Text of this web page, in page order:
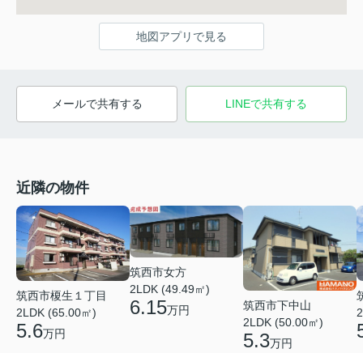
地図アプリで見る
メールで共有する LINEで共有する
近隣の物件
筑西市榎生１丁目
2LDK (65.00㎡)
5.6万円
筑西市女方
2LDK (49.49㎡)
6.15万円
筑西市下中山
2LDK (50.00㎡)
5.3万円